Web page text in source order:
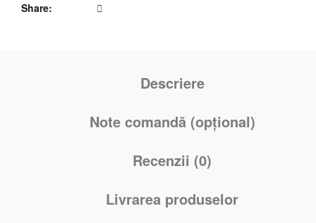
Share
Descriere
Note comandă (opțional)
Recenzii (0)
Livrarea produselor